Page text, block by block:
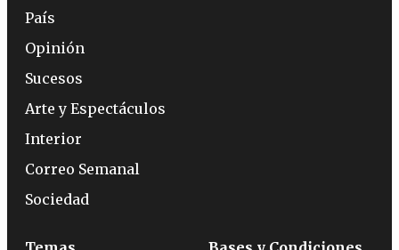
País
Opinión
Sucesos
Arte y Espectáculos
Interior
Correo Semanal
Sociedad